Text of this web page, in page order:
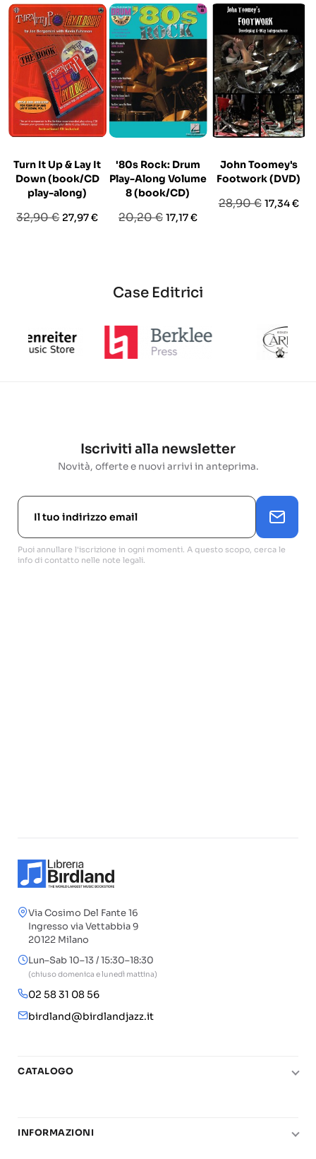
Turn It Up & Lay It
Down (book/CD
play-along)
Prezzo
32,90 € Prezzo
27,97 €
'80s Rock: Drum
Play-Along Volume
8 (book/CD)
Prezzo
20,20 € Prezzo
17,17 €
John Toomey's
Footwork (DVD)
Prezzo
28,90 € Prezzo
17,34 €
Case Editrici
Iscriviti alla newsletter
Novità, offerte e nuovi arrivi in anteprima.
Puoi annullare l'iscrizione in ogni momenti. A questo scopo, cerca le
info di contatto nelle note legali.
Via Cosimo Del Fante 16
Ingresso via Vettabbia 9
20122 Milano
Lun–Sab 10–13 / 15:30–18:30
(chiuso domenica e lunedì mattina)
02 58 31 08 56
birdland@birdlandjazz.it
CATALOGO
Chitarra
INFORMAZIONI